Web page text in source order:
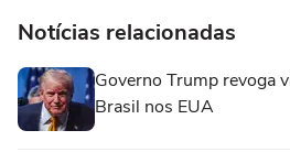
Notícias relacionadas
Governo Trump revoga
Brasil nos EUA